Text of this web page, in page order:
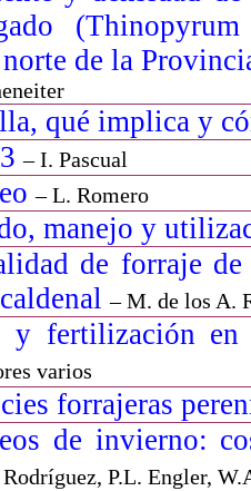
de la
qué implica y
– I. Pascual
– L. Romero
manejo y
de forraje de
– M. de los A.
y fertilización en
varios
forrajeras
de invierno:
P.L. Engler,